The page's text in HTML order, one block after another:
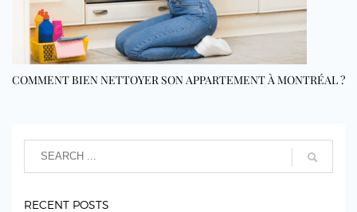
COMMENT BIEN NETTOYER SON APPARTEMENT À MONTRÉAL ?
RECENT POSTS